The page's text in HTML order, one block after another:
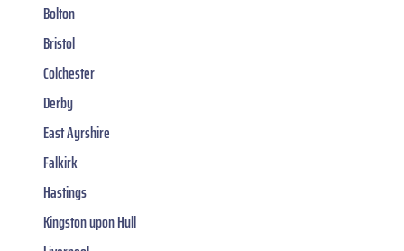
Bolton
Bristol
Colchester
Derby
East Ayrshire
Falkirk
Hastings
Kingston upon Hull